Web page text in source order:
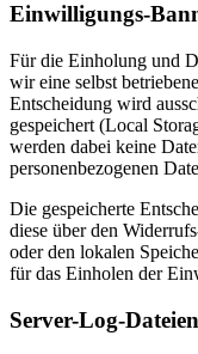
Einwilligungs-
Für die Einholung und
wir eine selbst
Entscheidung wird
gespeichert (Local
werden dabei keine
personenbezogenen
Die gespeicherte
diese über den
oder den lokalen
für das Einholen der
Server-Log-Dateien